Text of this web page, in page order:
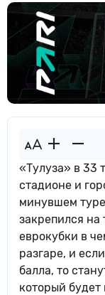
«Тулуза» в 33
стадионе и
минувшем
закрепился на
еврокубки в
разгаре, и
балла, то
который будет